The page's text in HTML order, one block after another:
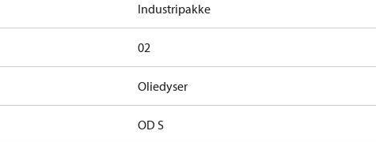
Industripakke
02
Oliedyser
OD S